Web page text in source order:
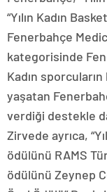
“Yılın Kadın
Fenerbahçe
kategorisinde
Kadın
yaşatan
verdiği destekle
Zirvede ayrıca,
ödülünü RAMS
ödülünü Zeynep